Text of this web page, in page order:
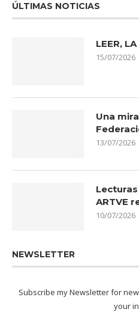
ÚLTIMAS NOTICIAS
LEER,
15/07/2026
Una
13/07/2026
ARTVE
10/07/2026
NEWSLETTER
Subscribe my Newsletter for
your